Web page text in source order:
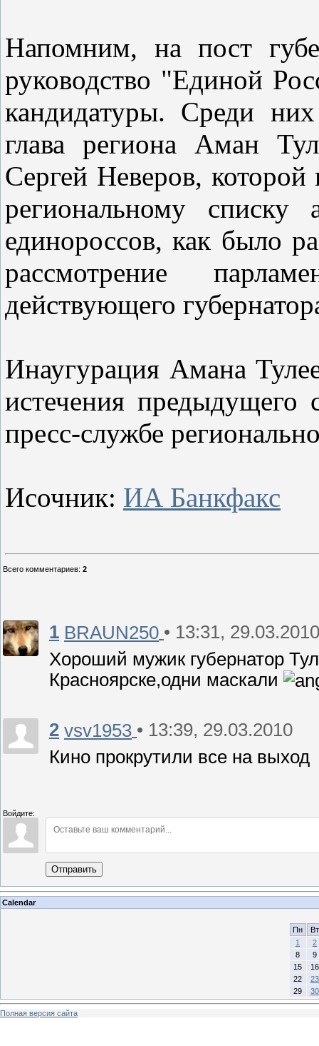
Напомним, на пост
руководство "Единой
кандидатуры. Среди
глава региона Аман
Сергей Неверов,
региональному списку
единороссов, как было
рассмотрение
действующего
Инаугурация Амана
истечения предыдущего
пресс-службе
Исочник: ИА Банкфакс
Всего комментариев: 2
1 BRAUN250 • 13:31, 29.03.2010
Хороший мужик губернатор
Красноярске,одни маскали
2 vsv1953 • 13:39, 29.03.2010
Кино прокрутили все на выход
Войдите:
Отправить
Calendar
Пн
Вт
1
2
8
9
15
16
22
23
29
30
Полная версия сайта